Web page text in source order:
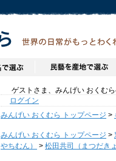
ゲストさま、みんげい おくむら
ログイン
みんげい おくむら トップページ >
みんげい おくむら トップページ >
やちむん）
> 松田共司（まつだき